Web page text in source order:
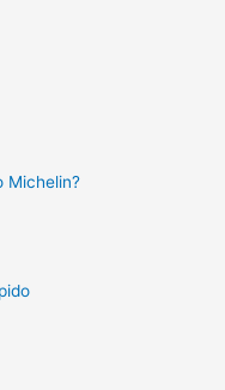
Michelin?